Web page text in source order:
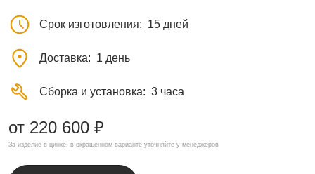
Срок изготовления 15 дней
Доставка 1 день
Сборка и установка 3 часа
от 220 600 ₽
За изделие в цинке, в окрашенном варианте уточняйте у менеджеров